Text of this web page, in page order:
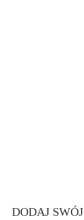
DODAJ